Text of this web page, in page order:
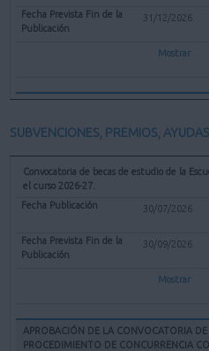
31/12/2026
Mostrar
SUBVENCIONES, PREMIOS,
Convocatoria de becas de estudio de la
el curso 2026-27.
30/07/2026
30/09/2026
Mostrar
APROBACIÓN DE LA CONVOCATORIA DE
PROCEDIMIENTO DE CONCURRENCIA